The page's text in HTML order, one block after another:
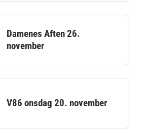
Damenes Aften 26.
november
V86 onsdag 20. november